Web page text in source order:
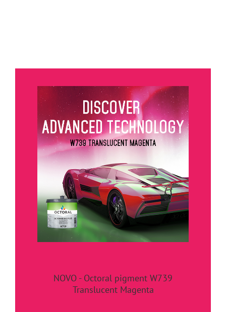
NOVO - Octoral pigment W739
Translucent Magenta